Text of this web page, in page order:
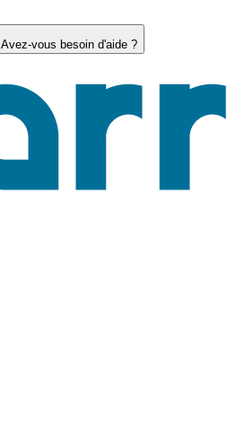
Avez-vous besoin d'aide ?